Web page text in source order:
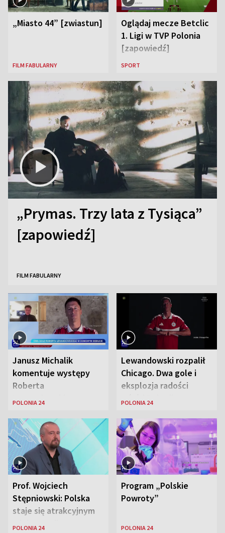
„Miasto 44” [zwiastun]
FILM FABULARNY
Oglądaj mecze Betclic
1. Ligi w TVP Polonia
[zapowiedź]
SPORT
„Prymas. Trzy lata z Tysiąca”
[zapowiedź]
FILM FABULARNY
Janusz Michalik
komentuje występy
Roberta
Lewandowskiego w
Zjednoczonych
POLONIA 24
Lewandowski rozpalił
Chicago. Dwa gole i
eksplozja radości
wśród Polonii
POLONIA 24
Prof. Wojciech
Stępniowski: Polska
staje się atrakcyjnym
miejscem dla
POLONIA 24
Program „Polskie
Powroty”
POLONIA 24